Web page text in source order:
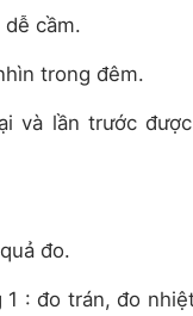
cầm.
trong đêm.
và lần trước
đo.
1 : đo trán, đo